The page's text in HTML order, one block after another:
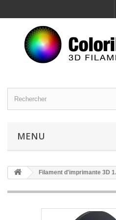
MENU
Filament d'imprimante 3D